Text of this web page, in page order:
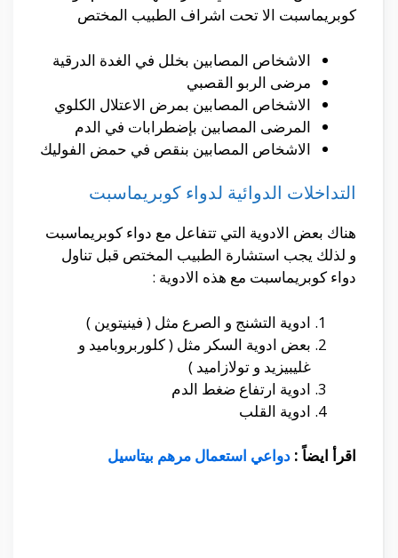
كوبريماسبت الا تحت اشراف الطبيب المختص
الاشخاص المصابين بخلل في الغدة الدرقية
مرضى الربو القصبي
الاشخاص المصابين بمرض الاعتلال الكلوي
المرضى المصابين بإضطرابات في الدم
الاشخاص المصابين بنقص في حمض الفوليك
التداخلات الدوائية لدواء كوبريماسبت
هناك بعض الادوية التي تتفاعل مع دواء كوبريماسبت
و لذلك يجب استشارة الطبيب المختص قبل تناول
دواء كوبريماسبت مع هذه الادوية :
ادوية التشنج و الصرع مثل ( فينيتوين )
بعض ادوية السكر مثل ( كلوربروباميد و
غليبيزيد و تولازاميد )
ادوية ارتفاع ضغط الدم
ادوية القلب
اقرأ ايضاً : دواعي استعمال مرهم بيتاسيل